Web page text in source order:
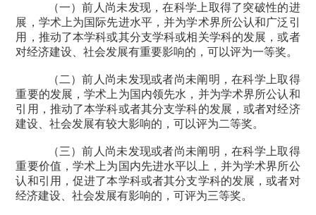
（一）前人尚未发现，在科学上取得了突破性的进
展，学术上为国际先进水平，并为学术界所公认和广泛引
用，推动了本学科或其分支学科或相关学科的发展，或者
对经济建设、社会发展有重要影响的，可以评为一等奖。
（二）前人尚未发现或者尚未阐明，在科学上取得
重要的发展，学术上为国内领先水，并为学术界所公认和
引用，推动了本学科或者其分支学科的发展，或者对经济
建设、社会发展有较大影响的，可以评为二等奖。
（三）前人尚未发现或者尚未阐明，在科学上取得
重要价值，学术上为国内先进水平以上，并为学术界所公
认和引用，促进了本学科或者其分支学科的发展，或者对
经济建设、社会发展有影响的，可评为三等奖。